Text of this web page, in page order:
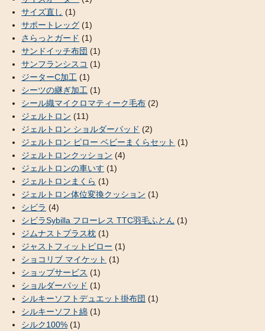
サイズ直し (1)
サポートレッグ (1)
さらっとガード (1)
サンドイッチ布団 (1)
サンフランシスコ (1)
ジーターC加工 (1)
シーツの継ぎ加工 (1)
シール織マイクロマティーク毛布 (2)
ジェルトロン (11)
ジェルトロン ショルダーパッド (2)
ジェルトロン ピロー ベビーまくらセット (1)
ジェルトロンクッション (4)
ジェルトロンの車いす (1)
ジェルトロンまくら (1)
ジェルトロン体位変換クッション (1)
シビラ (4)
シビラSybilla フローレス TTC羽毛ふとん (1)
ジムナストプラス枕 (1)
ジャストフィットピロー (1)
ショコリブ マイケット (1)
ショップサービス (1)
ショルダーパッド (1)
シルキーソフトデュエット掛布団 (1)
シルキーソフト綿 (1)
シルク100% (1)